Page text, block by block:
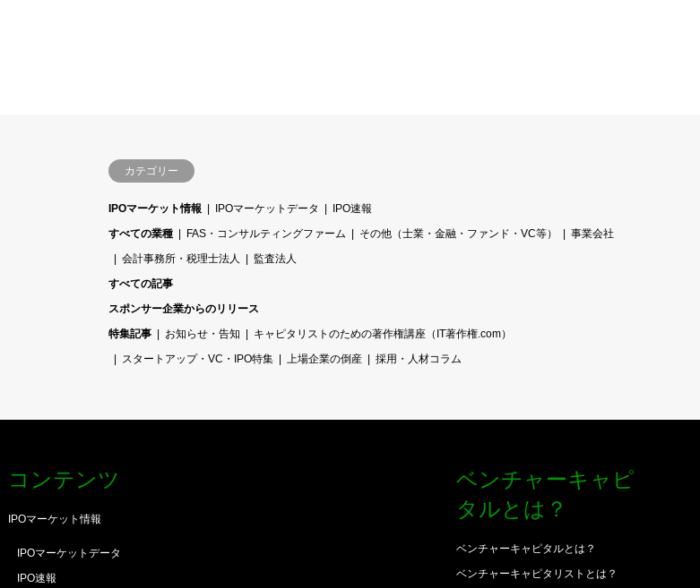
カテゴリー
IPOマーケット情報 IPOマーケットデータ
IPO速報
すべての業種
FAS・コンサルティングファーム その他（士業・金融・ファンド・VC等）
事業会社
会計事務所・税理士法人
監査法人
すべての記事
スポンサー企業からのリリース
特集記事
お知らせ・告知
キャピタリストのための著作権講座（IT著作権.com）
スタートアップ・VC・IPO特集
上場企業の倒産 採用・人材コラム
コンテンツ
IPOマーケット情報
IPOマーケットデータ
IPO速報
ベンチャーキャピ
タルとは？
ベンチャーキャピタルとは？
ベンチャーキャピタリストとは？